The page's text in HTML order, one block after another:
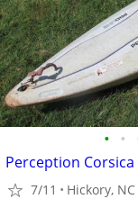
• •
Perception Corsica
7/11 Hickory, NC